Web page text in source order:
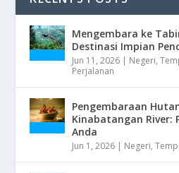
Mengembara ke
Destinasi Impian
Jun 11, 2026 | Negeri,
Perjalanan
Pengembaraan
Kinabatangan River:
Anda
Jun 1, 2026 | Negeri,